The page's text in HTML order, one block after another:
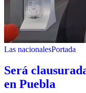
Las nacionalesPortada
Será
en Puebla